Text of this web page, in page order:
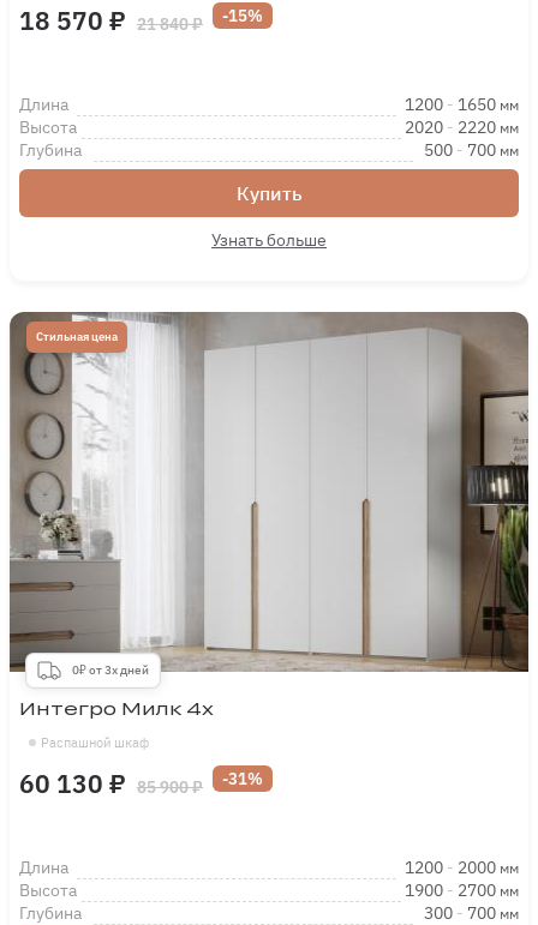
18 570 ₽ 21 840 ₽ -15%
Длина 1200 - 1650 мм
Высота 2020 - 2220 мм
Глубина 500 - 700 мм
Купить
Узнать больше
Стильная цена
0₽ от 3х дней
Распашной шкаф
Интегро Милк 4х
60 130 ₽ 85 900 ₽ -31%
Длина 1200 - 2000 мм
Высота 1900 - 2700 мм
Глубина 300 - 700 мм